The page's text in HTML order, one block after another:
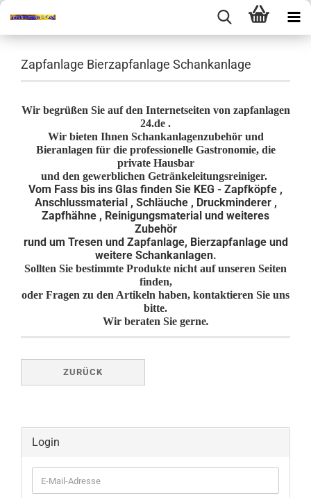
Zapfanlage Bierzapfanlage Schankanlage
Wir begrüßen Sie auf den Internetseiten von zapfanlagen
24.de .
Wir bieten Ihnen Schankanlagenzubehör und
Bieranlagen für die professionelle Gastronomie, die
private Hausbar
und den gewerblichen Getränkeleitungsreiniger.
Vom Fass bis ins Glas finden Sie KEG - Zapfköpfe ,
Anschlussmaterial , Schläuche , Druckminderer ,
Zapfhähne , Reinigungsmaterial und weiteres
Zubehör
rund um Tresen und Zapfanlage, Bierzapfanlage und
weitere Schankanlagen.
Sollten Sie bestimmte Produkte nicht auf unseren Seiten
finden,
oder Fragen zu den Artikeln haben, kontaktieren Sie uns
bitte.
Wir beraten Sie gerne.
ZURÜCK
Login
E-
Mail-